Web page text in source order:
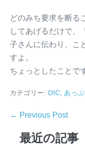
どのみち要求を断る
してあげるだけで、
子さんに伝わり、こ
すよ。
ちょっとしたことで
カテゴリー: OIC, あっ
← Previous Post
最近の記事